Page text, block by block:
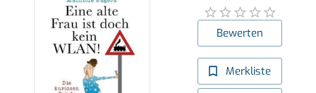
Bewerten
Merkliste